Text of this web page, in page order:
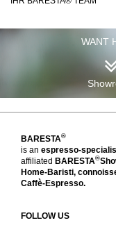
WANT
BARESTA®
is an espresso-
affiliated BARESTA®
Home-Baristi,
Caffè-Espresso.
FOLLOW US